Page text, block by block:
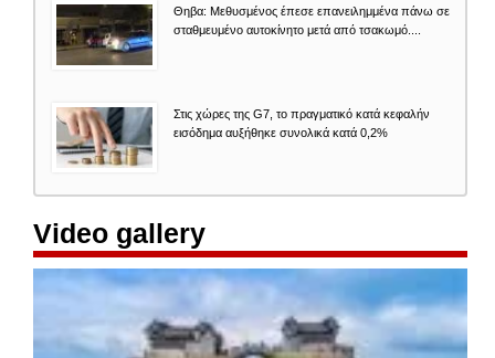
Θηβα: Μεθυσμένος έπεσε επανειλημμένα πάνω σε
σταθμευμένο αυτοκίνητο μετά από τσακωμό....
Στις χώρες της G7, το πραγματικό κατά κεφαλήν
εισόδημα αυξήθηκε συνολικά κατά 0,2%
Video gallery